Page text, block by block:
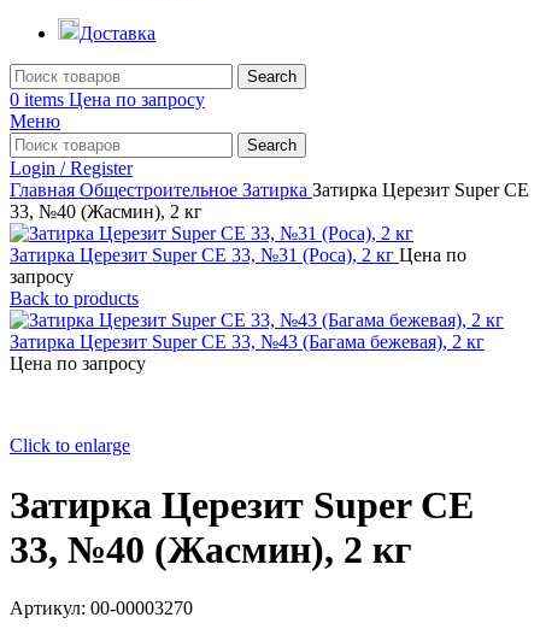
Доставка
Search
0 items Цена по запросу
Меню
Search
Login / Register
Главная Общестроительное Затирка Затирка Церезит Super CE
33, №40 (Жасмин), 2 кг
Затирка Церезит Super CE 33, №31 (Роса), 2 кг Цена по
запросу
Back to products
Затирка Церезит Super CE 33, №43 (Багама бежевая), 2 кг
Цена по запросу
Click to enlarge
Затирка Церезит Super CE
33, №40 (Жасмин), 2 кг
Артикул: 00-00003270